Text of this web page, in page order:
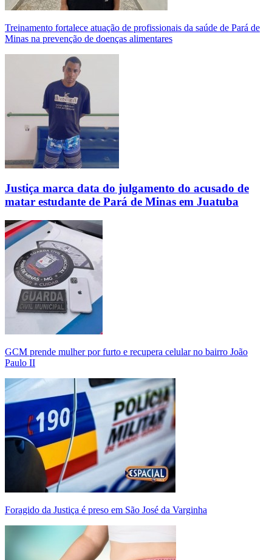
Treinamento fortalece atuação de profissionais da saúde de Pará de
Minas na prevenção de doenças alimentares
Justiça marca data do julgamento do acusado de
matar estudante de Pará de Minas em Juatuba
GCM prende mulher por furto e recupera celular no bairro João
Paulo II
Foragido da Justiça é preso em São José da Varginha